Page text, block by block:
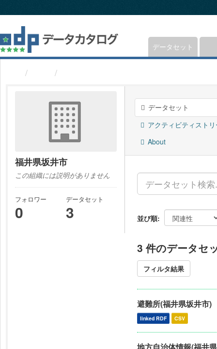
キ
プ
し
て
データセット
福井県坂井市
この組織には説明がありません
フォロワー
0
データセット
3
データセット
アクティビティスト
About
並び順
3 件のデータセ
フィルタ結果
避難所(福井県坂井市)
linked RDF CSV